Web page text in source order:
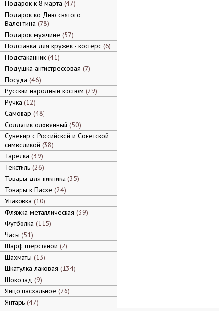
Подарок к 8 марта 47
Подарок ко Дню святого
Валентина 78
Подарок мужчине 57
Подставка для кружек - костерс 6
Подстаканник 41
Подушка антистрессовая 7
Посуда 46
Русский народный костюм 29
Ручка 12
Самовар 48
Солдатик оловянный 50
Сувенир с Российской и Советской
символикой 38
Тарелка 39
Текстиль 26
Товары для пикника 35
Товары к Пасхе 24
Упаковка 10
Фляжка металлическая 39
Футболка 115
Часы 51
Шарф шерстяной 2
Шахматы 13
Шкатулка лаковая 134
Шоколад 9
Яйцо пасхальное 26
Янтарь 47